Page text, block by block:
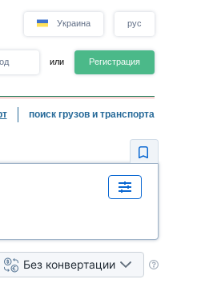
Украина рус
или Регистрация
поиск грузов и транспорта
Без конвертации